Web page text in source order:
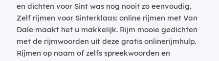
en dichten voor Sint was nog nooit zo eenvoudig.
Zelf rijmen voor Sinterklaas: online rijmen met Van
Dale maakt het u makkelijk. Rijm mooie gedichten
met de rijmwoorden uit deze gratis onlinerijmhulp.
Rijmen op naam of zelfs spreekwoorden en